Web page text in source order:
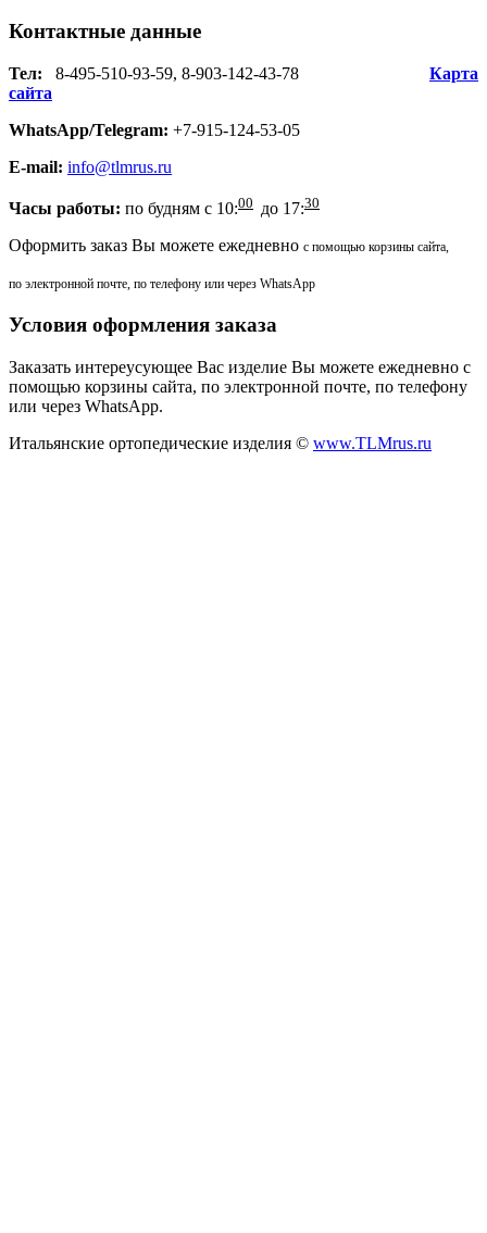
Контактные данные
Тел: 8-495-510-93-59, 8-903-142-43-78 Карта
сайта
WhatsApp/Telegram: +7-915-124-53-05
E-mail: info@tlmrus.ru
Часы работы: по будням с 10:00 до 17:30
Оформить заказ Вы можете ежедневно с помощью корзины сайта,
по электронной почте, по телефону или через WhatsApp
Условия оформления заказа
Заказать интереусующее Вас изделие Вы можете ежедневно с
помощью корзины сайта, по электронной почте, по телефону
или через WhatsApp.
Итальянские ортопедические изделия © www.TLMrus.ru